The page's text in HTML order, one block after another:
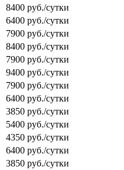
8400 руб./сутки
6400 руб./сутки
7900 руб./сутки
8400 руб./сутки
7900 руб./сутки
9400 руб./сутки
7900 руб./сутки
6400 руб./сутки
3850 руб./сутки
5400 руб./сутки
4350 руб./сутки
6400 руб./сутки
3850 руб./сутки